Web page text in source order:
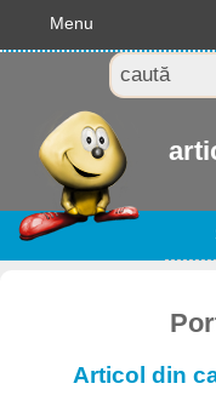
Menu
Articol din